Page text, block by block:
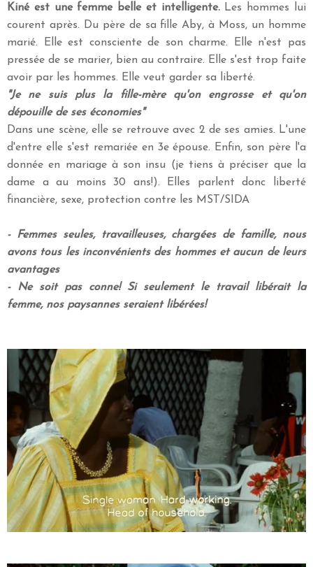
Kiné est une femme belle et intelligente. Les hommes lui
courent après. Du père de sa fille Aby, à Moss, un homme
marié. Elle est consciente de son charme. Elle n'est pas
pressée de se marier, bien au contraire. Elle s'est trop faite
avoir par les hommes. Elle veut garder sa liberté.
"Je ne suis plus la fille-mère qu'on engrosse et qu'on
dépouille de ses économies"
Dans une scène, elle se retrouve avec 2 de ses amies. L'une
d'entre elle s'est remariée en 3e épouse. Enfin, son père l'a
donnée en mariage à son insu (je tiens à préciser que la
dame a au moins 30 ans!). Elles parlent donc liberté
financière, sexe, protection contre les MST/SIDA
- Femmes seules, travailleuses, chargées de famille, nous
avons tous les inconvénients des hommes et aucun de leurs
avantages
- Ne soit pas conne! Si seulement le travail libérait la
femme, nos paysannes seraient libérées!